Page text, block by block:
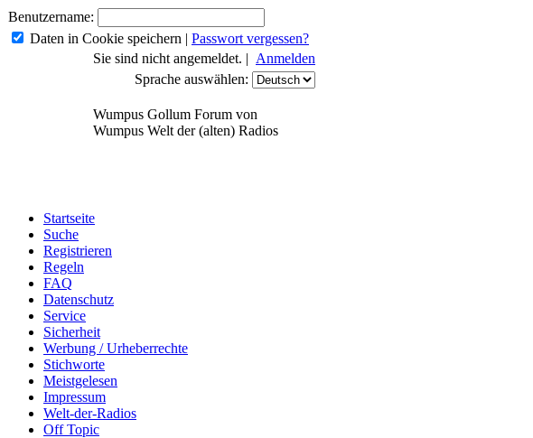
Benutzername:
Daten in Cookie speichern | Passwort vergessen?
Sie sind nicht angemeldet. | Anmelden
Sprache auswählen:
Wumpus Gollum Forum von
Wumpus Welt der (alten) Radios
Startseite
Suche
Registrieren
Regeln
FAQ
Datenschutz
Service
Sicherheit
Werbung / Urheberrechte
Stichworte
Meistgelesen
Impressum
Welt-der-Radios
Off Topic